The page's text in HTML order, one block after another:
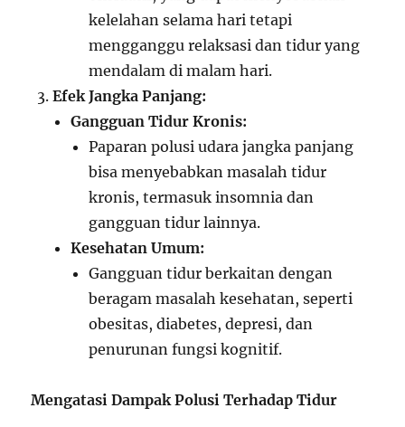
kelelahan selama hari tetapi
mengganggu relaksasi dan tidur yang
mendalam di malam hari.
Efek Jangka Panjang:
Gangguan Tidur Kronis:
Paparan polusi udara jangka panjang
bisa menyebabkan masalah tidur
kronis, termasuk insomnia dan
gangguan tidur lainnya.
Kesehatan Umum:
Gangguan tidur berkaitan dengan
beragam masalah kesehatan, seperti
obesitas, diabetes, depresi, dan
penurunan fungsi kognitif.
Mengatasi Dampak Polusi Terhadap Tidur